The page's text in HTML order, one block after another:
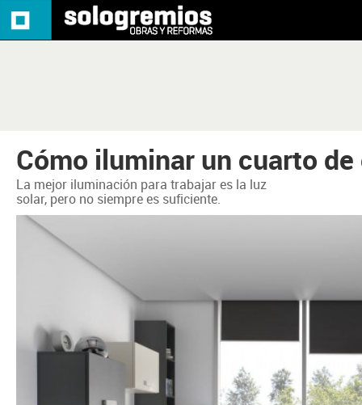
Cómo iluminar un cuarto
La mejor iluminación para trabajar es la luz
solar, pero no siempre es suficiente.